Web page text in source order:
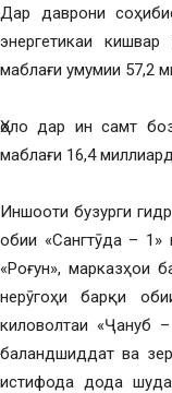
Дар даврони
энергетикаи
маблағи умумии 57,2
Ҳоло дар ин самт
маблағи 16,4
Иншооти бузурги
обии «Сангтӯда – 1»
«Роғун», марказҳои
нерӯгоҳи барқи
киловолтаи «Ҷануб
баландшиддат ва
истифода дода